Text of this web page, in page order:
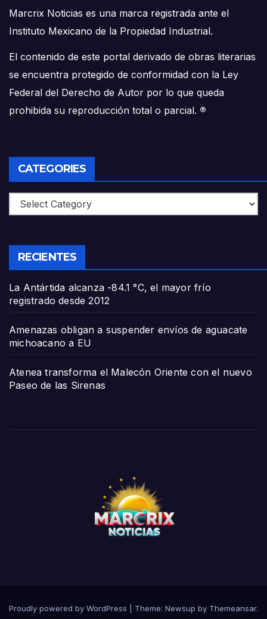
Marcrix Noticias es una marca registrada ante el
Instituto Mexicano de la Propiedad Industrial.
El contenido de este portal derivado de obras literarias
se encuentra protegido de conformidad con la Ley
Federal del Derecho de Autor por lo que queda
prohibida su reproducción total o parcial. ®
CATEGORIES
Categories
RECIENTES
La Antártida alcanza -84.1 °C, el mayor frío
registrado desde 2012
Amenazas obligan a suspender envíos de aguacate
michoacano a EU
Atenea transforma el Malecón Oriente con el nuevo
Paseo de las Sirenas
Proudly powered by WordPress Theme: Newsup by Themeansar.